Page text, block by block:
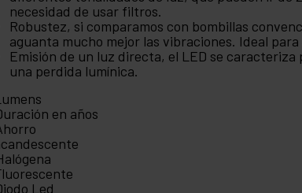
necesidad de usar filtros.
Robustez, si comparamos con bombillas
aguanta mucho mejor las vibraciones. Ideal
Emisión de un luz directa, el LED se
una perdida lumínica.
en años
Led